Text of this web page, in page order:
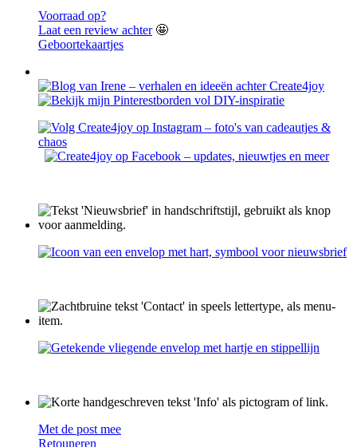
Voorraad op?
Laat een review achter🤩
Geboortekaartjes
Met de post mee
Retouneren